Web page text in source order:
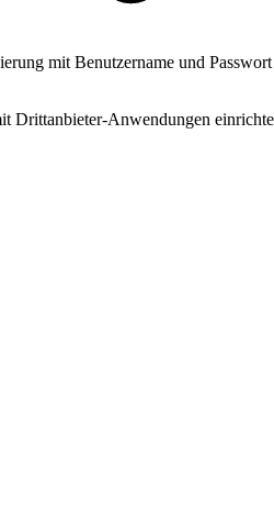
mit Benutzername und
Drittanbieter-Anwendungen